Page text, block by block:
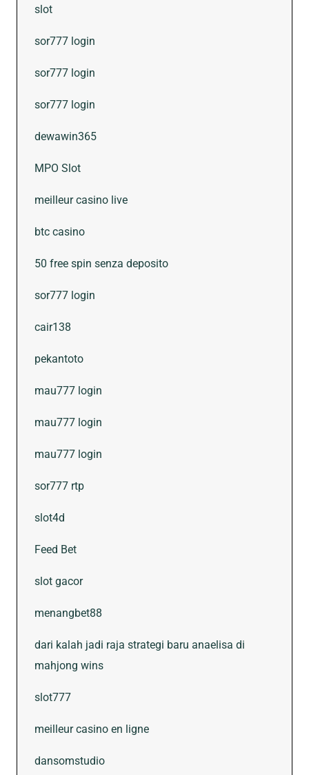
slot
sor777 login
sor777 login
sor777 login
dewawin365
MPO Slot
meilleur casino live
btc casino
50 free spin senza deposito
sor777 login
cair138
pekantoto
mau777 login
mau777 login
mau777 login
sor777 rtp
slot4d
Feed Bet
slot gacor
menangbet88
dari kalah jadi raja strategi baru anaelisa di
mahjong wins
slot777
meilleur casino en ligne
dansomstudio